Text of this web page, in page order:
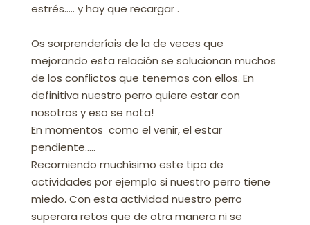
estrés….. y hay que recargar .
Os sorprenderíais de la de veces que
mejorando esta relación se solucionan muchos
de los conflictos que tenemos con ellos. En
definitiva nuestro perro quiere estar con
nosotros y eso se nota!
En momentos como el venir, el estar
pendiente…..
Recomiendo muchísimo este tipo de
actividades por ejemplo si nuestro perro tiene
miedo. Con esta actividad nuestro perro
superara retos que de otra manera ni se